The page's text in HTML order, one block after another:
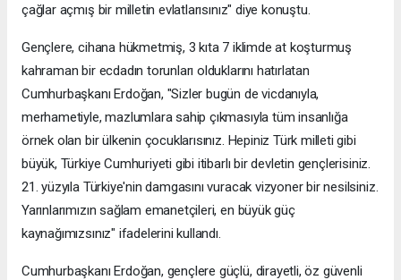
çağlar açmış bir milletin evlatlarısınız" diye konuştu.
Gençlere, cihana hükmetmiş, 3 kıta 7 iklimde at koşturmuş
kahraman bir ecdadın torunları olduklarını hatırlatan
Cumhurbaşkanı Erdoğan, "Sizler bugün de vicdanıyla,
merhametiyle, mazlumlara sahip çıkmasıyla tüm insanlığa
örnek olan bir ülkenin çocuklarısınız. Hepiniz Türk milleti gibi
büyük, Türkiye Cumhuriyeti gibi itibarlı bir devletin gençlerisiniz.
21. yüzyıla Türkiye'nin damgasını vuracak vizyoner bir nesilsiniz.
Yarınlarımızın sağlam emanetçileri, en büyük güç
kaynağımızsınız" ifadelerini kullandı.
Cumhurbaşkanı Erdoğan, gençlere güçlü, dirayetli, öz güvenli